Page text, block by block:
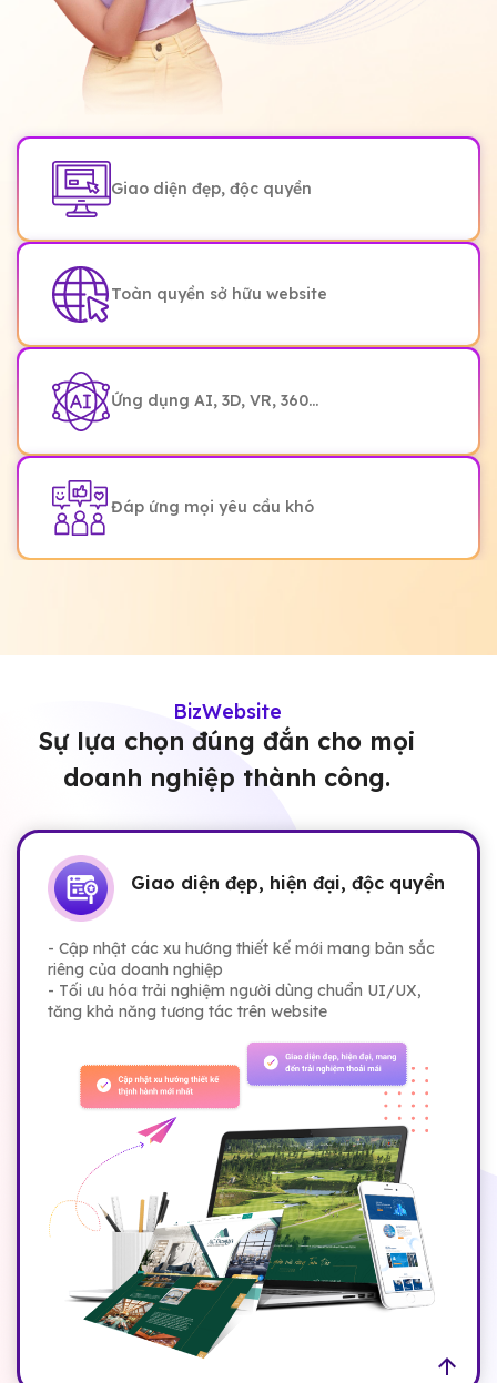
Giao diện đẹp, độc quyền
Toàn quyền sở hữu website
Ứng dụng AI, 3D, VR, 360...
Đáp ứng mọi yêu cầu khó
BizWebsite
Sự lựa chọn đúng đắn cho mọi
doanh nghiệp thành công.
Giao diện đẹp, hiện đại, độc quyền
- Cập nhật các xu hướng thiết kế mới mang bản sắc
riêng của doanh nghiệp
- Tối ưu hóa trải nghiệm người dùng chuẩn UI/UX,
tăng khả năng tương tác trên website